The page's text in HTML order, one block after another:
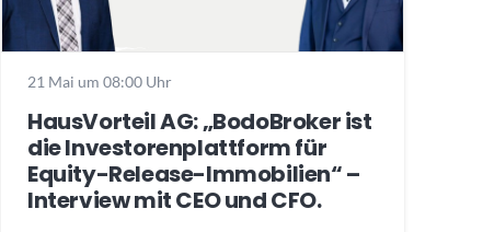
21 Mai um 08:00 Uhr
HausVorteil AG: „BodoBroker ist
die Investorenplattform für
Equity-Release-Immobilien“ –
Interview mit CEO und CFO.